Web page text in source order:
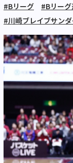
#Bリーグ #Bリー
#川崎ブレイブサン